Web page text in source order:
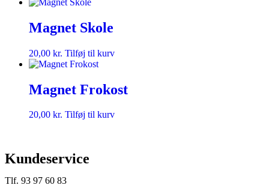
Magnet Skole
20,00 kr. Tilføj til kurv
Magnet Frokost
20,00 kr. Tilføj til kurv
Kundeservice
Tlf. 93 97 60 83